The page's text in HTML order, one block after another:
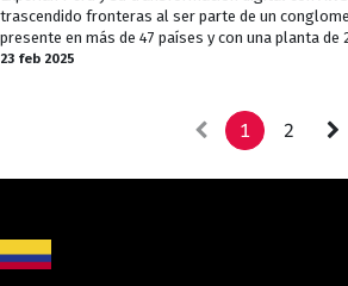
trascendido fronteras al ser parte de un
presente en más de 47 países y con una planta de
23 feb 2025
1 2